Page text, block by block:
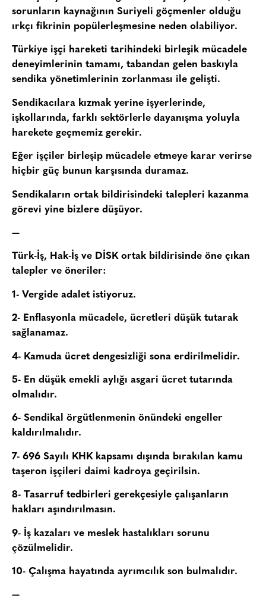
sorunların kaynağının Suriyeli göçmenler olduğu
ırkçı fikrinin popülerleşmesine neden olabiliyor.
Türkiye işçi hareketi tarihindeki birleşik mücadele
deneyimlerinin tamamı, tabandan gelen baskıyla
sendika yönetimlerinin zorlanması ile gelişti.
Sendikacılara kızmak yerine işyerlerinde,
işkollarında, farklı sektörlerle dayanışma yoluyla
harekete geçmemiz gerekir.
Eğer işçiler birleşip mücadele etmeye karar verirse
hiçbir güç bunun karşısında duramaz.
Sendikaların ortak bildirisindeki talepleri kazanma
görevi yine bizlere düşüyor.
—
Türk-İş, Hak-İş ve DİSK ortak bildirisinde öne çıkan
talepler ve öneriler:
1- Vergide adalet istiyoruz.
2- Enflasyonla mücadele, ücretleri düşük tutarak
sağlanamaz.
4- Kamuda ücret dengesizliği sona erdirilmelidir.
5- En düşük emekli aylığı asgari ücret tutarında
olmalıdır.
6- Sendikal örgütlenmenin önündeki engeller
kaldırılmalıdır.
7- 696 Sayılı KHK kapsamı dışında bırakılan kamu
taşeron işçileri daimi kadroya geçirilsin.
8- Tasarruf tedbirleri gerekçesiyle çalışanların
hakları aşındırılmasın.
9- İş kazaları ve meslek hastalıkları sorunu
çözülmelidir.
10- Çalışma hayatında ayrımcılık son bulmalıdır.
—